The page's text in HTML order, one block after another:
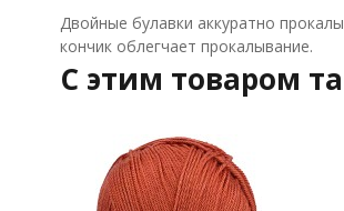
Двойные булавки аккуратно
кончик облегчает прокалывание.
C этим товаром